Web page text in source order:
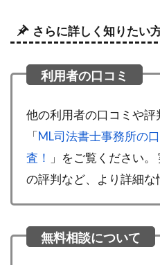
さらに詳しく知りたい
他の利用者の口コミや評
「ML司法書士事務所の
査！
」をご覧ください
の評判など、より詳細な